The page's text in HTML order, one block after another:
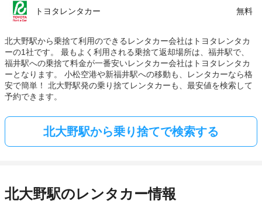
トヨタレンタカー 無料
北大野駅から乗捨て利用のできるレンタカー会社はトヨタレンタカ
ーの1社です。 最もよく利用される乗捨て返却場所は、福井駅で、
福井駅への乗捨て料金が一番安いレンタカー会社はトヨタレンタカ
ーとなります。 小松空港や新福井駅への移動も、レンタカーなら格
安で簡単！ 北大野駅発の乗り捨てレンタカーも、最安値を検索して
予約できます。
北大野駅から乗り捨てで検索する
北大野駅のレンタカー情報